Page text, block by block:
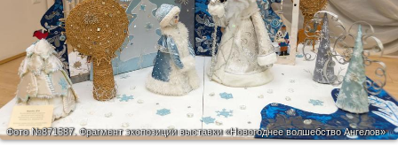
Фото №871587.Фрагмент экспозиции выставки «Новогоднее волшебство Ангелов»